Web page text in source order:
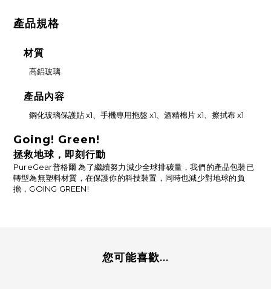
產品規格
材質
高鋁玻璃
產品內容
鋼化玻璃保護貼 x1、手機專用拖盤 x1、酒精棉片 x1、擦拭布 x1
Going! Green!
拯救地球，即刻行動
PureGear普格爾 為了繼續努力減少全球排碳量，我們的產品包裝已
轉型為無塑料材質，在保護你的科技裝置，同時也減少對地球的負
擔，GOING GREEN!
您可能喜歡...